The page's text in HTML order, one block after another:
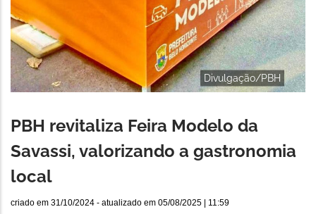
Divulgação/PBH
PBH revitaliza Feira Modelo da
Savassi, valorizando a gastronomia
local
criado em 31/10/2024 - atualizado em 05/08/2025 | 11:59